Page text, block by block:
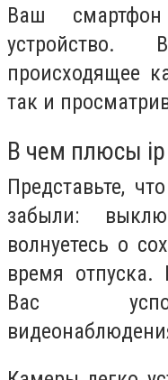
Ваш
происходящее
так и
В чем плюсы
Представьте,
забыли:
волнуетесь о
время отпуска.
Вас